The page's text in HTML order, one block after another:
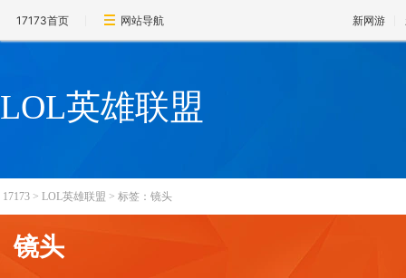
17173首页 网站导航 新网游
LOL英雄联盟
17173 > LOL英雄联盟 > 标签：镜头
镜头